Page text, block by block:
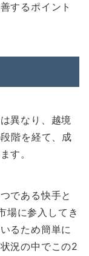
するポイント
異なり、越境
階を経て、成
す。
である快手と
場に参入してき
るため簡単に
況の中でこの2